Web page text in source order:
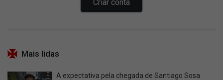
Mais lidas
0 A expectativa pela chegada de Santiago Sosa